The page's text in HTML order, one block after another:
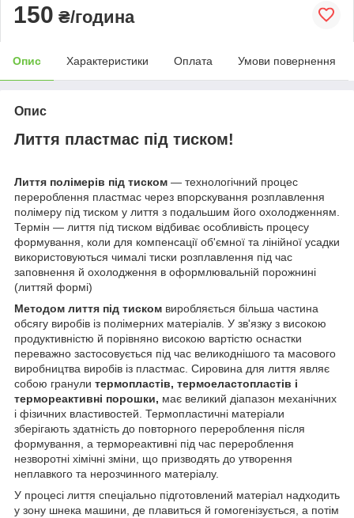
150 ₴/година
Опис Характеристики Оплата Умови повернення
Опис
Лиття пластмас під тиском!
Лиття полімерів під тиском — технологічний процес
перероблення пластмас через впорскування розплавлення
полімеру під тиском у лиття з подальшим його охолодженням.
Термін — лиття під тиском відбиває особливість процесу
формування, коли для компенсації об'ємної та лінійної усадки
використовуються чималі тиски розплавлення під час
заповнення й охолодження в оформлювальній порожнині
(литтяй формі)
Методом лиття під тиском виробляється більша частина
обсягу виробів із полімерних матеріалів. У зв'язку з високою
продуктивністю й порівняно високою вартістю оснастки
переважно застосовується під час великоднішого та масового
виробництва виробів із пластмас. Сировина для лиття являє
собою гранули термопластів, термоеластопластів і
термореактивні порошки, має великий діапазон механічних
і фізичних властивостей. Термопластичні матеріали
зберігають здатність до повторного перероблення після
формування, а термореактивні під час перероблення
незворотні хімічні зміни, що призводять до утворення
неплавкого та нерозчинного матеріалу.
У процесі лиття спеціально підготовлений матеріал надходить
у зону шнека машини, де плавиться й гомогенізується, а потім